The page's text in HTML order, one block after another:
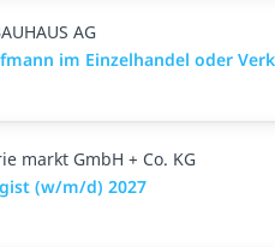
AG
im Einzelhandel oder
markt GmbH + Co. KG
(w/m/d) 2027